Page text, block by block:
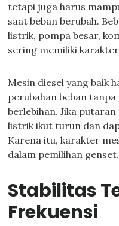
tetapi juga harus
saat beban berubah.
listrik, pompa besar,
sering memiliki
Mesin diesel yang baik
perubahan beban
berlebihan. Jika
listrik ikut turun dan
Karena itu, karakter
dalam pemilihan genset.
Stabilitas
Frekuensi